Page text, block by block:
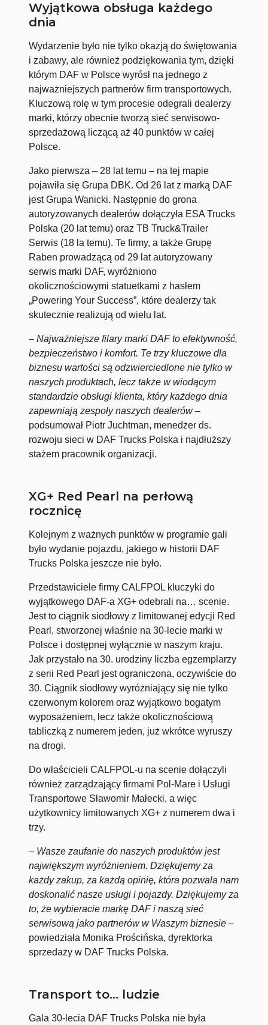
Wyjątkowa obsługa każdego
dnia
Wydarzenie było nie tylko okazją do świętowania
i zabawy, ale również podziękowania tym, dzięki
którym DAF w Polsce wyrósł na jednego z
najważniejszych partnerów firm transportowych.
Kluczową rolę w tym procesie odegrali dealerzy
marki, którzy obecnie tworzą sieć serwisowo-
sprzedażową liczącą aż 40 punktów w całej
Polsce.
Jako pierwsza – 28 lat temu – na tej mapie
pojawiła się Grupa DBK. Od 26 lat z marką DAF
jest Grupa Wanicki. Następnie do grona
autoryzowanych dealerów dołączyła ESA Trucks
Polska (20 lat temu) oraz TB Truck&Trailer
Serwis (18 la temu). Te firmy, a także Grupę
Raben prowadzącą od 29 lat autoryzowany
serwis marki DAF, wyróżniono
okolicznościowymi statuetkami z hasłem
„Powering Your Success”, które dealerzy tak
skutecznie realizują od wielu lat.
– Najważniejsze filary marki DAF to efektywność,
bezpieczeństwo i komfort. Te trzy kluczowe dla
biznesu wartości są odzwierciedlone nie tylko w
naszych produktach, lecz także w wiodącym
standardzie obsługi klienta, który każdego dnia
zapewniają zespoły naszych dealerów –
podsumował Piotr Juchtman, menedżer ds.
rozwoju sieci w DAF Trucks Polska i najdłuższy
stażem pracownik organizacji.
XG+ Red Pearl na perłową
rocznicę
Kolejnym z ważnych punktów w programie gali
było wydanie pojazdu, jakiego w historii DAF
Trucks Polska jeszcze nie było.
Przedstawiciele firmy CALFPOL kluczyki do
wyjątkowego DAF-a XG+ odebrali na… scenie.
Jest to ciągnik siodłowy z limitowanej edycji Red
Pearl, stworzonej właśnie na 30-lecie marki w
Polsce i dostępnej wyłącznie w naszym kraju.
Jak przystało na 30. urodziny liczba egzemplarzy
z serii Red Pearl jest ograniczona, oczywiście do
30. Ciągnik siodłowy wyróżniający się nie tylko
czerwonym kolorem oraz wyjątkowo bogatym
wyposażeniem, lecz także okolicznościową
tabliczką z numerem jeden, już wkrótce wyruszy
na drogi.
Do właścicieli CALFPOL-u na scenie dołączyli
również zarządzający firmami Pol-Mare i Usługi
Transportowe Sławomir Małecki, a więc
użytkownicy limitowanych XG+ z numerem dwa i
trzy.
– Wasze zaufanie do naszych produktów jest
największym wyróżnieniem. Dziękujemy za
każdy zakup, za każdą opinię, która pozwala nam
doskonalić nasze usługi i pojazdy. Dziękujemy za
to, że wybieracie markę DAF i naszą sieć
serwisową jako partnerów w Waszym biznesie –
powiedziała Monika Prościńska, dyrektorka
sprzedaży w DAF Trucks Polska.
Transport to… ludzie
Gala 30-lecia DAF Trucks Polska nie była